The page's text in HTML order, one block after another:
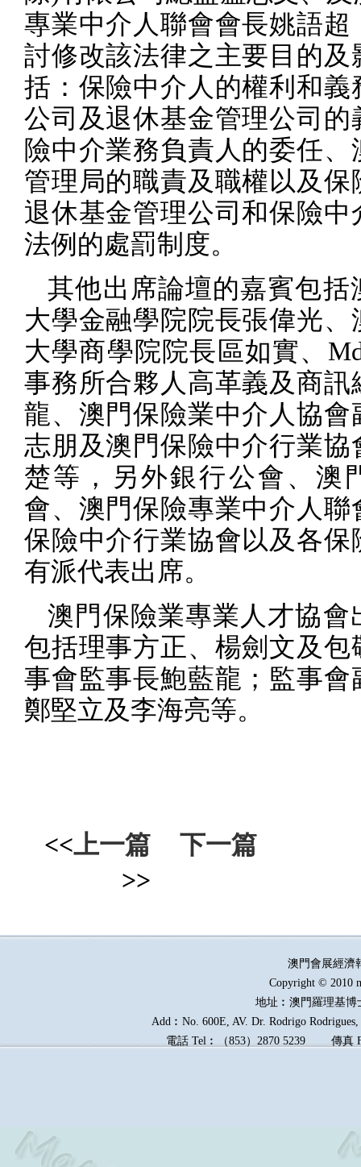
專業中介人聯會會長姚語超
討修改該法律之主要目的及
括：保險中介人的權利和義
公司及退休基金管理公司的
險中介業務負責人的委任、
管理局的職責及職權以及保
退休基金管理公司和保險中
法例的處罰制度。
其他出席論壇的嘉賓包括
大學金融學院院長張偉光、
大學商學院院長區如實、
事務所合夥人高革義及商訊
龍、澳門保險業中介人協會
志朋及澳門保險中介行業協
楚等，另外銀行公會、澳
會、澳門保險專業中介人聯
保險中介行業協會以及各保
有派代表出席。
澳門保險業專業人才協會
包括理事方正、楊劍文及包
事會監事長鮑藍龍；監事會
鄭堅立及李海亮等。
<<上一篇
下一篇
>>
澳門會展經
Copyright © 2010
地址︰澳門羅理基博
Add︰No. 600E, AV. Dr. Rodrigo
電話 Tel︰（853）2870 5239傳真